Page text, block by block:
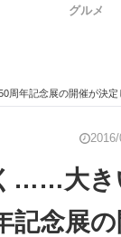
の総合サイト
グルメ
記念展の開催が決定
2016/
く……大
記念展